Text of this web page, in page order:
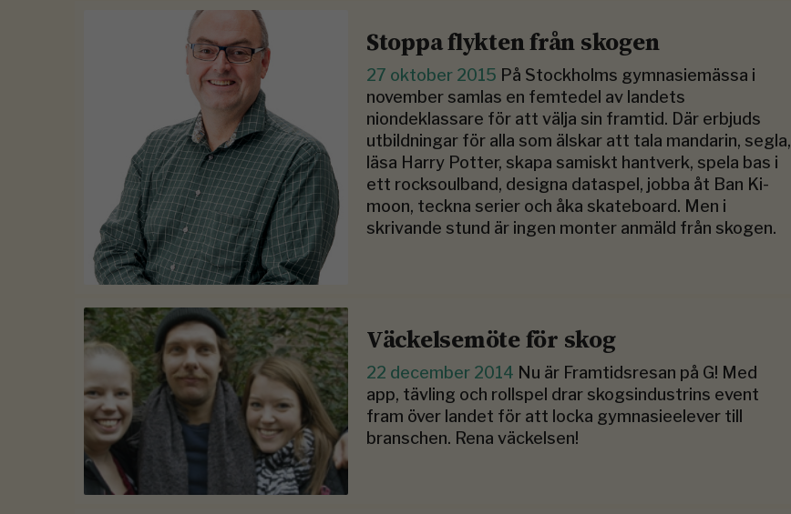
Stoppa flykten från skogen
27 oktober 2015 På Stockholms gymnasiemässa i
november samlas en ­femtedel av landets
niondeklassare för att välja sin ­framtid. Där erbjuds
utbildningar för alla som älskar att tala mandarin, segla,
läsa Harry Potter, skapa samiskt hantverk, spela bas i
ett rocksoulband, designa data­spel, ­jobba åt Ban Ki-
moon, teckna serier och åka skateboard. Men i
skrivande stund är ingen monter anmäld från ­skogen.
Väckelsemöte för skog
22 december 2014 Nu är Framtidsresan på G! Med
app, tävling och rollspel drar skogsindustrins event
fram över landet för att locka gymnasieelever till
branschen. Rena väckelsen!